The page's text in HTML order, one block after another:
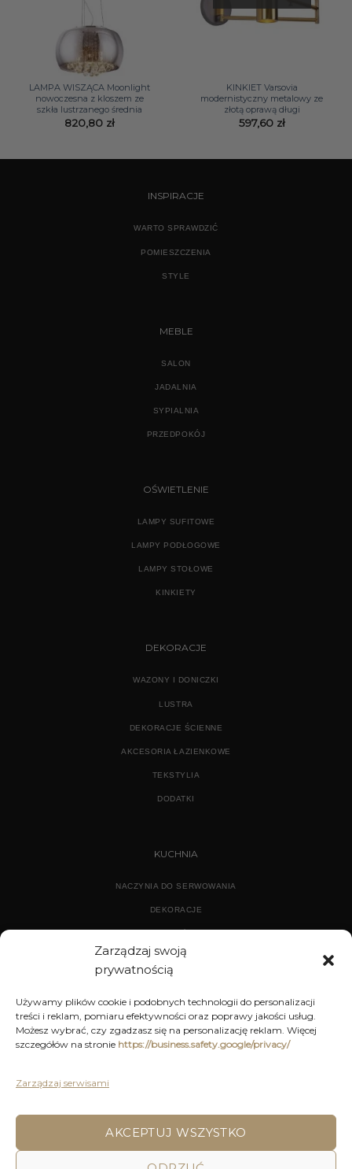
Zarządzaj swoją
prywatnością
Używamy plików cookie i podobnych technologii do personalizacji
treści i reklam, pomiaru efektywności oraz poprawy jakości usług.
Możesz wybrać, czy zgadzasz się na personalizację reklam. Więcej
szczegółów na stronie https://business.safety.google/privacy/
Zarządzaj serwisami
AKCEPTUJ WSZYSTKO
LAMPA WISZĄCA Moonlight
nowoczesna z kloszem ze
szkła lustrzanego średnia
820,80 zł
KINKIET Varsovia
modernistyczny metalowy ze
złotą oprawą długi
597,60 zł
INSPIRACJE
WARTO SPRAWDZIĆ
POMIESZCZENIA
STYLE
MEBLE
SALON
JADALNIA
SYPIALNIA
PRZEDPOKÓJ
OŚWIETLENIE
LAMPY SUFITOWE
LAMPY PODŁOGOWE
LAMPY STOŁOWE
KINKIETY
DEKORACJE
WAZONY I DONICZKI
LUSTRA
DEKORACJE ŚCIENNE
AKCESORIA ŁAZIENKOWE
TEKSTYLIA
DODATKI
KUCHNIA
NACZYNIA DO SERWOWANIA
DEKORACJE
DEKORACJE
KUCHNIA
POLITYKA PRYWATNOŚCI REGULAMIN SKLEPU ON-LINE